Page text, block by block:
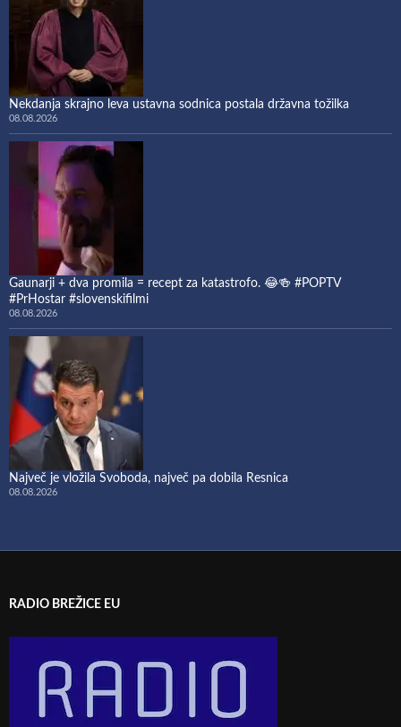
Nekdanja skrajno leva ustavna sodnica postala državna tožilka
08.08.2026
Gaunarji + dva promila = recept za katastrofo. 😂🍻 #POPTV
#PrHostar #slovenskifilmi
08.08.2026
Največ je vložila Svoboda, največ pa dobila Resnica
08.08.2026
RADIO BREŽICE EU